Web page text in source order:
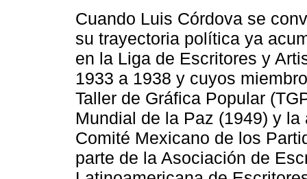
Cuando Luis Córdova se
su trayectoria política ya
en la Liga de Escritores y
1933 a 1938 y cuyos
Taller de Gráfica Popular
Mundial de la Paz (1949) y
Comité Mexicano de los
parte de la Asociación de